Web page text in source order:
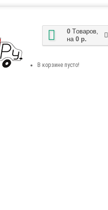
0 Tоваров,
на 0 р.
В корзине пусто!